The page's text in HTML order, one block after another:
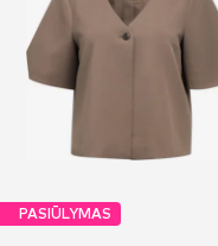
PASIŪLYMAS